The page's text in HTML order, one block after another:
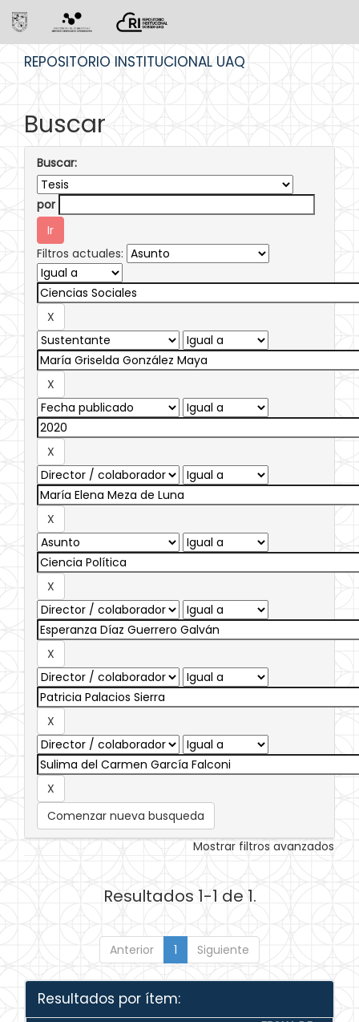
REPOSITORIO INSTITUCIONAL UAQ
Buscar
Buscar:
por
Filtros actuales:
Comenzar nueva busqueda
Mostrar filtros avanzados
Resultados 1-1 de 1.
Anterior 1 Siguiente
Resultados por ítem: